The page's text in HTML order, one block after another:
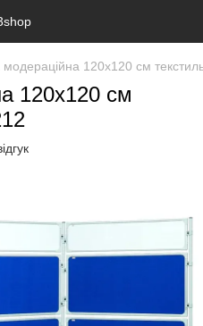
120x120 см
120x120 см